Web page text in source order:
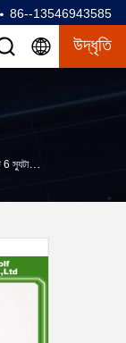
86--13546943585
উদ্ধৃতি
গলফ বাগি গাড়ী